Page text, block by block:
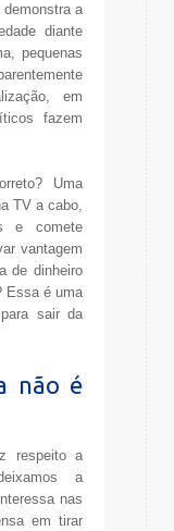
a
diante
pequenas
em
fazem
Uma
TV a cabo,
e comete
vantagem
de dinheiro
Essa é uma
sair da
não é
respeito a
a
nas
em tirar